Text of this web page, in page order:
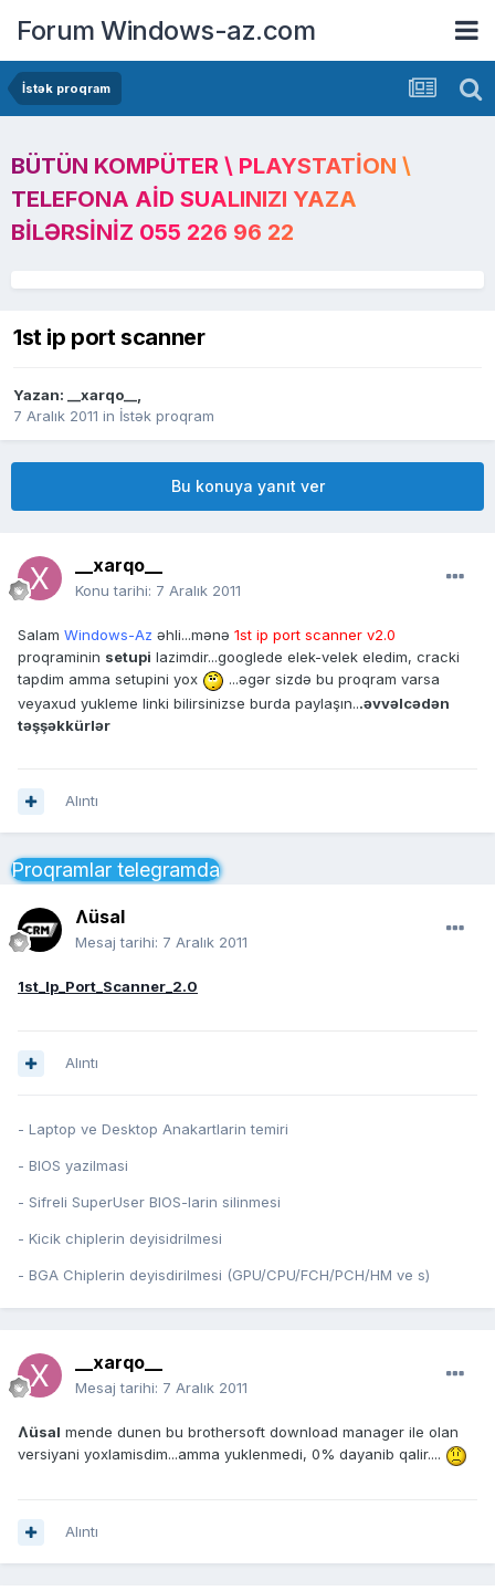
Forum Windows-az.com
İstək proqram
BÜTÜN KOMPÜTER \ PLAYSTATION \
TELEFONA AID SUALINIZI YAZA
BILƏRSINIZ 055 226 96 22
1st ip port scanner
Yazan: __xarqo__,
7 Aralık 2011 in İstək proqram
Bu konuya yanıt ver
__xarqo__
Konu tarihi: 7 Aralık 2011
Salam Windows-Az əhli...mənə 1st ip port scanner v2.0
proqraminin setupi lazimdir...googlede elek-velek eledim, cracki
tapdim amma setupini yox
...əgər sizdə bu proqram varsa
veyaxud yukleme linki bilirsinizse burda paylaşın...əvvəlcədən
təşşəkkürlər
Alıntı
Proqramlar telegramda
Ʌüsal
Mesaj tarihi: 7 Aralık 2011
1st_Ip_Port_Scanner_2.0
Alıntı
- Laptop ve Desktop Anakartlarin temiri
- BIOS yazilmasi
- Sifreli SuperUser BIOS-larin silinmesi
- Kicik chiplerin deyisidrilmesi
- BGA Chiplerin deyisdirilmesi (GPU/CPU/FCH/PCH/HM ve s)
__xarqo__
Mesaj tarihi: 7 Aralık 2011
Ʌüsal mende dunen bu brothersoft download manager ile olan
versiyani yoxlamisdim...amma yuklenmedi, 0% dayanib qalir....
Alıntı